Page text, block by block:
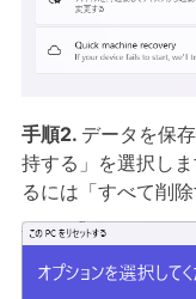
手順2. データを保
持する」を選択し
るには「すべて削